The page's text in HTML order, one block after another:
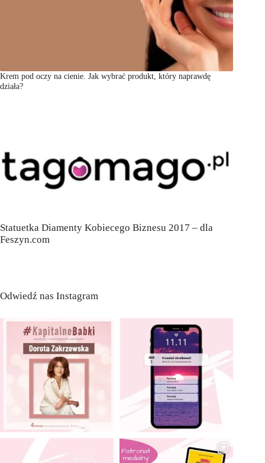
Krem pod oczy na cienie. Jak wybrać produkt, który naprawdę
działa?
Statuetka Diamenty Kobiecego Biznesu 2017 – dla
Feszyn.com
Odwiedź nas Instagram